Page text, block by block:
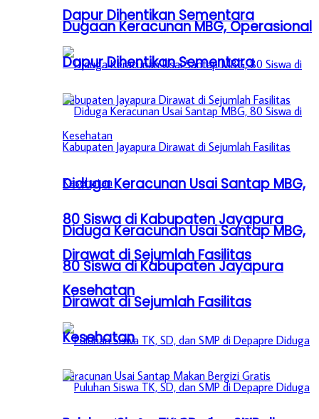
Dapur Dihentikan Sementara
Diduga Keracunan Usai Santap MBG,
80 Siswa di Kabupaten Jayapura
Dirawat di Sejumlah Fasilitas
Kesehatan
Dugaan Keracunan MBG, Operasional
Dapur Dihentikan Sementara
Diduga Keracunan Usai Santap MBG,
80 Siswa di Kabupaten Jayapura
Dirawat di Sejumlah Fasilitas
Kesehatan